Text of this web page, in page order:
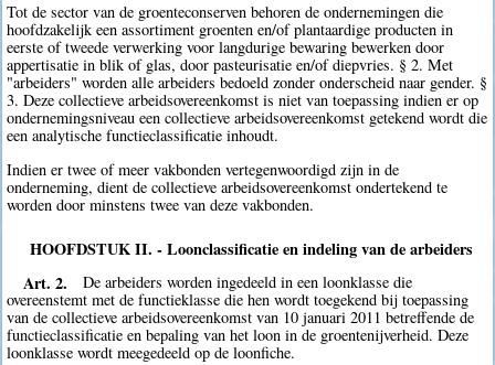
Tot de sector van de groenteconserven behoren de ondernemingen die
hoofdzakelijk een assortiment groenten en/of plantaardige producten in
eerste of tweede verwerking voor langdurige bewaring bewerken door
appertisatie in blik of glas, door pasteurisatie en/of diepvries. § 2. Met
"arbeiders" worden alle arbeiders bedoeld zonder onderscheid naar gender. §
3. Deze collectieve arbeidsovereenkomst is niet van toepassing indien er op
ondernemingsniveau een collectieve arbeidsovereenkomst getekend wordt die
een analytische functieclassificatie inhoudt.
Indien er twee of meer vakbonden vertegenwoordigd zijn in de
onderneming, dient de collectieve arbeidsovereenkomst ondertekend te
worden door minstens twee van deze vakbonden.
HOOFDSTUK II. - Loonclassificatie en indeling van de arbeiders
Art. 2.
De arbeiders worden ingedeeld in een loonklasse die
overeenstemt met de functieklasse die hen wordt toegekend bij toepassing
van de collectieve arbeidsovereenkomst van 10 januari 2011 betreffende de
functieclassificatie en bepaling van het loon in de groentenijverheid. Deze
loonklasse wordt meegedeeld op de loonfiche.